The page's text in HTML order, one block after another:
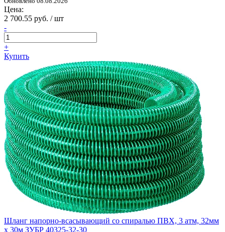
Цена:
2 700.55 руб. / шт
-
+
Купить
Шланг напорно-всасывающий со спиралью ПВХ, 3 атм, 32мм
х 30м ЗУБР 40325-32-30